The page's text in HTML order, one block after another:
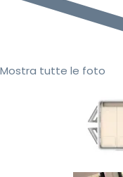
Mostra tutte le foto